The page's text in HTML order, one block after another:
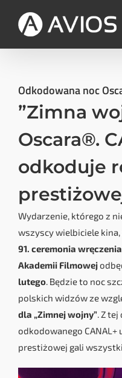
zawartości
Odkodowana noc
”Zimna
Oscara®.
odkoduje
Wydarzenie, którego z
wszyscy wielbiciele
91. ceremonia
Akademii Filmowej
lutego. Będzie to noc
polskich widzów ze
dla „Zimnej wojny”. Z
odkodowanego
prestiżowej gali